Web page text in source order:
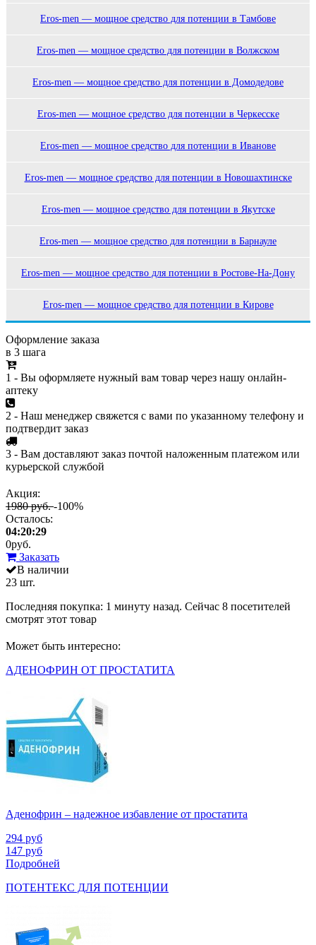
Eros-men — мощное средство для потенции в Тамбове
Eros-men — мощное средство для потенции в Волжском
Eros-men — мощное средство для потенции в Домодедове
Eros-men — мощное средство для потенции в Черкесске
Eros-men — мощное средство для потенции в Иванове
Eros-men — мощное средство для потенции в Новошахтинске
Eros-men — мощное средство для потенции в Якутске
Eros-men — мощное средство для потенции в Барнауле
Eros-men — мощное средство для потенции в Ростове-На-Дону
Eros-men — мощное средство для потенции в Кирове
Оформление заказа
в 3 шага
1 - Вы оформляете нужный вам товар через нашу онлайн-
аптеку
2 - Наш менеджер свяжется с вами по указанному телефону и
подтвердит заказ
3 - Вам доставляют заказ почтой наложенным платежом или
курьерской службой
Акция:
1980 руб.-100%
Осталось:
04:20:29
0руб.
Заказать
В наличии
23 шт.
Последняя покупка: 1 минуту назад. Сейчас 8 посетителей
смотрят этот товар
Может быть интересно:
АДЕНОФРИН ОТ ПРОСТАТИТА
Аденофрин – надежное избавление от простатита
294 руб
147 руб
Подробней
ПОТЕНТЕКС ДЛЯ ПОТЕНЦИИ